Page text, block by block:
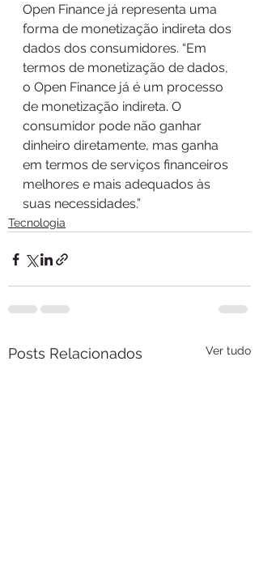
Open Finance já representa uma
forma de monetização indireta dos
dados dos consumidores. “Em
termos de monetização de dados,
o Open Finance já é um processo
de monetização indireta. O
consumidor pode não ganhar
dinheiro diretamente, mas ganha
em termos de serviços financeiros
melhores e mais adequados às
suas necessidades.”
Tecnologia
Posts Relacionados Ver tudo